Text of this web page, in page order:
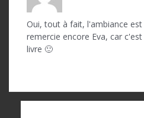
Oui, tout à fait, l'ambiance
remercie encore Eva, car
livre 🙂